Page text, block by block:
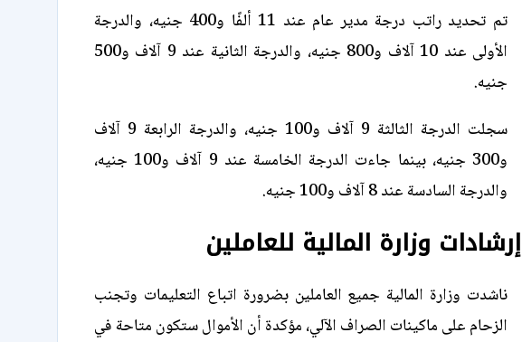
تم تحديد راتب درجة مدير عام عند 11 ألفًا و400 جنيه، والدرجة
الأولى عند 10 آلاف و800 جنيه، والدرجة الثانية عند 9 آلاف و500
جنيه.
سجلت الدرجة الثالثة 9 آلاف و100 جنيه، والدرجة الرابعة 9 آلاف
و300 جنيه، بينما جاءت الدرجة الخامسة عند 9 آلاف و100 جنيه،
والدرجة السادسة عند 8 آلاف و100 جنيه.
إرشادات وزارة المالية للعاملين
ناشدت وزارة المالية جميع العاملين بضرورة اتباع التعليمات وتجنب
الزحام على ماكينات الصراف الآلي، مؤكدة أن الأموال ستكون متاحة في